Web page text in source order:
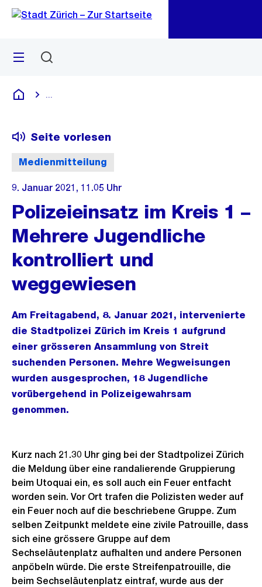
Navigation
Sprunglink
Menü
Deutsch
Medienmitteilung
Seite vorlesen
9. Januar 2021, 11.05 Uhr
Polizeieinsatz im Kreis 1 –
Mehrere Jugendliche
kontrolliert und
weggewiesen
Am Freitagabend, 8. Januar 2021, intervenierte
die Stadtpolizei Zürich im Kreis 1 aufgrund
einer grösseren Ansammlung von Streit
suchenden Personen. Mehre Wegweisungen
wurden ausgesprochen, 18 Jugendliche
vorübergehend in Polizeigewahrsam
genommen.
Kurz nach 21.30 Uhr ging bei der Stadtpolizei Zürich
die Meldung über eine randalierende Gruppierung
beim Utoquai ein, es soll auch ein Feuer entfacht
worden sein. Vor Ort trafen die Polizisten weder auf
ein Feuer noch auf die beschriebene Gruppe. Zum
selben Zeitpunkt meldete eine zivile Patrouille, dass
sich eine grössere Gruppe auf dem
Sechseläutenplatz aufhalten und andere Personen
anpöbeln würde. Die erste Streifenpatrouille, die
beim Sechseläutenplatz eintraf, wurde aus der